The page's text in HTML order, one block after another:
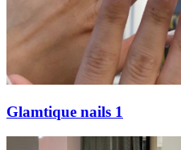
Glamtique nails 1